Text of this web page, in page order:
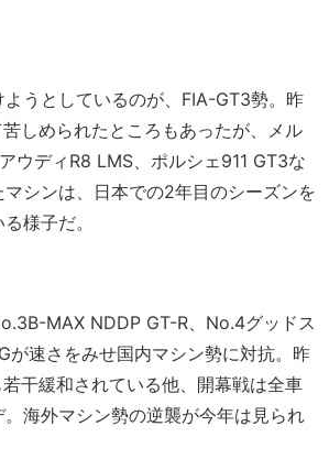
うとしているのが、FIA-GT3勢。昨
しめられたところもあったが、メル
ウディR8 LMS、ポルシェ911 GT3な
シンは、日本での2年目のシーズンを
様子だ。
MAX NDDP GT-R、No.4グッドス
が速さをみせ国内マシン勢に対抗。昨
干緩和されている他、開幕戦は全車
。海外マシン勢の逆襲が今年は見られ